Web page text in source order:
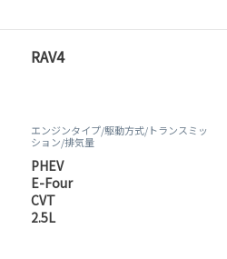
RAV4
エンジンタイプ/駆動方式/トランスミッ
ション/排気量
PHEV
E-Four
CVT
2.5L